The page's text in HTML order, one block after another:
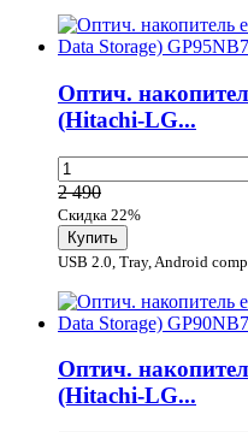
Оптич.
(Hitachi-LG...
2 490
Скидка 22%
USB 2.0, Tray, Android
Оптич.
(Hitachi-LG...